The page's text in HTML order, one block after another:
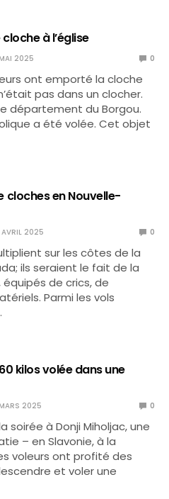
à l’église
2025 0
ont emporté la cloche
pas dans un clocher.
département du Borgou.
a été volée. Cet objet
cloches en Nouvelle-
AVRIL 2025 0
sur les côtes de la
ils seraient le fait de la
de crics, de
Parmi les vols
kilos volée dans une
2025 0
soirée à Donji Miholjac, une
– en Slavonie, à la
voleurs ont profité des
et voler une